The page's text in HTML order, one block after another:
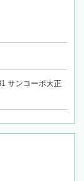
サンコーポ大正